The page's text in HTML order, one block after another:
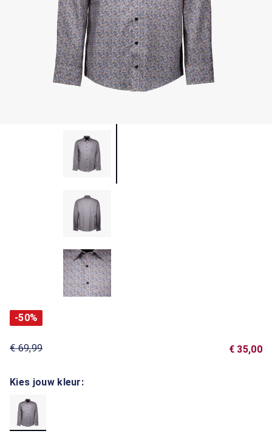
-50%
€ 69,99 € 35,00
Kies jouw kleur: